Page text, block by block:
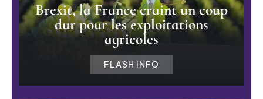
Brexit, la France craint un coup
dur pour les exploitations
agricoles
FLASH INFO